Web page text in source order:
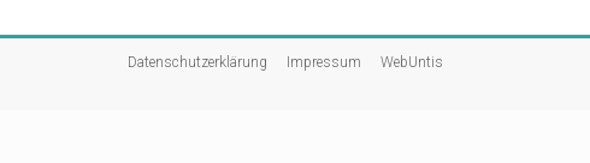
Datenschutzerklärung Impressum WebUntis